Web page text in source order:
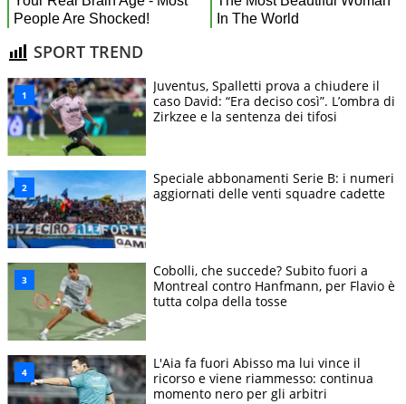
SPORT TREND
Juventus, Spalletti prova a chiudere il
caso David: “Era deciso così”. L’ombra di
Zirkzee e la sentenza dei tifosi
Speciale abbonamenti Serie B: i numeri
aggiornati delle venti squadre cadette
Cobolli, che succede? Subito fuori a
Montreal contro Hanfmann, per Flavio è
tutta colpa della tosse
L'Aia fa fuori Abisso ma lui vince il
ricorso e viene riammesso: continua
momento nero per gli arbitri